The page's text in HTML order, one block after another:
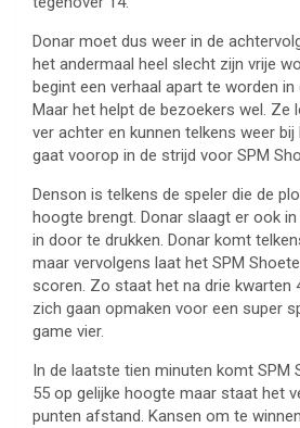
Donar moet dus weer in de
het andermaal heel slecht zijn vrije
begint een verhaal apart te worden
Maar het helpt de bezoekers wel. Ze
ver achter en kunnen telkens weer
gaat voorop in de strijd voor SPM
Denson is telkens de speler die de
hoogte brengt. Donar slaagt er ook
in door te drukken. Donar komt
maar vervolgens laat het SPM
scoren. Zo staat het na drie kwarten
zich gaan opmaken voor een super
game vier.
In de laatste tien minuten komt SPM
55 op gelijke hoogte maar staat het
punten afstand. Kansen om te